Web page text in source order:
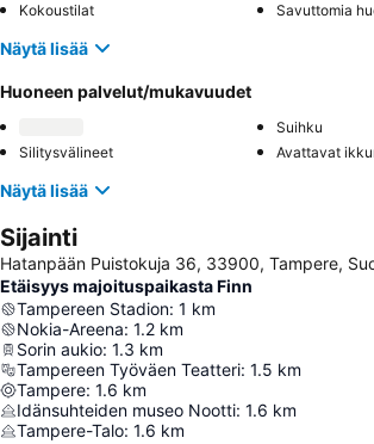
Kokoustilat
Savuttomia
Näytä lisää
Huoneen palvelut/mukavuudet
Suihku
Silitysvälineet
Avattavat
Näytä lisää
Sijainti
Hatanpään Puistokuja 36, 33900, Tampere,
Etäisyys majoituspaikasta Finn
Tampereen Stadion: 1 km
Nokia-Areena: 1.2 km
Sorin aukio: 1.3 km
Tampereen Työväen Teatteri: 1.5 km
Tampere: 1.6 km
Idänsuhteiden museo Nootti: 1.6 km
Tampere-Talo: 1.6 km